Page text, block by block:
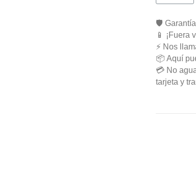
🛡️ Garantía
📱 ¡Fuera
⚡ Nos
📦 Aquí
💳 No
tarjeta y